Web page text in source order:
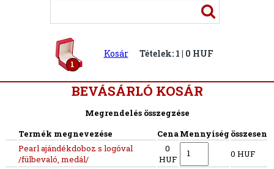
1
Kosár Tételek: 1 | 0 HUF
BEVÁSÁRLÓ KOSÁR
Megrendelés összegzése
Termék megnevezése
CenaMennyiség összesen
Pearl ajándékdoboz s logóval
/fülbevaló, medál/
0
HUF
0 HUF